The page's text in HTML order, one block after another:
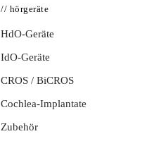
// hörgeräte
HdO-Geräte
IdO-Geräte
CROS / BiCROS
Cochlea-Implantate
Zubehör